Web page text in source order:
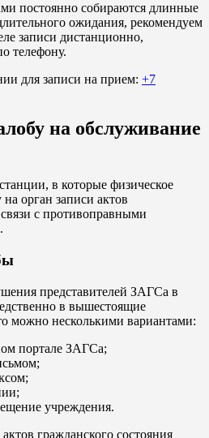
постоянно собираются длинные
ожидания, рекомендуем
записи дистанционно,
телефону.
для записи на прием: +7
на обслуживание
в которые физическое
орган записи актов
с противоправными
представителей ЗАГСа в
в вышестоящие
можно несколькими вариантами:
портале ЗАГСа;
учреждения.